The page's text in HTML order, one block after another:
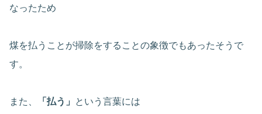
なったため
煤を払うことが掃除をすることの象徴でもあったそうで
す。
また、 「払う」 という言葉には